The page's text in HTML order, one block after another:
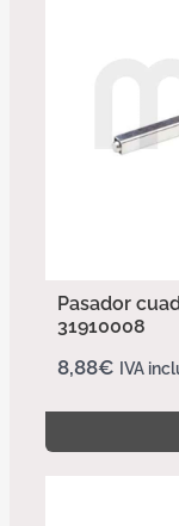
Pasador
31910008
8,88€ IVA